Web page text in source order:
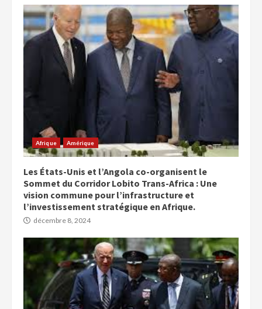
Afrique Amérique
Les États-Unis et l’Angola co-organisent le
Sommet du Corridor Lobito Trans-Africa : Une
vision commune pour l’infrastructure et
l’investissement stratégique en Afrique.
décembre 8, 2024